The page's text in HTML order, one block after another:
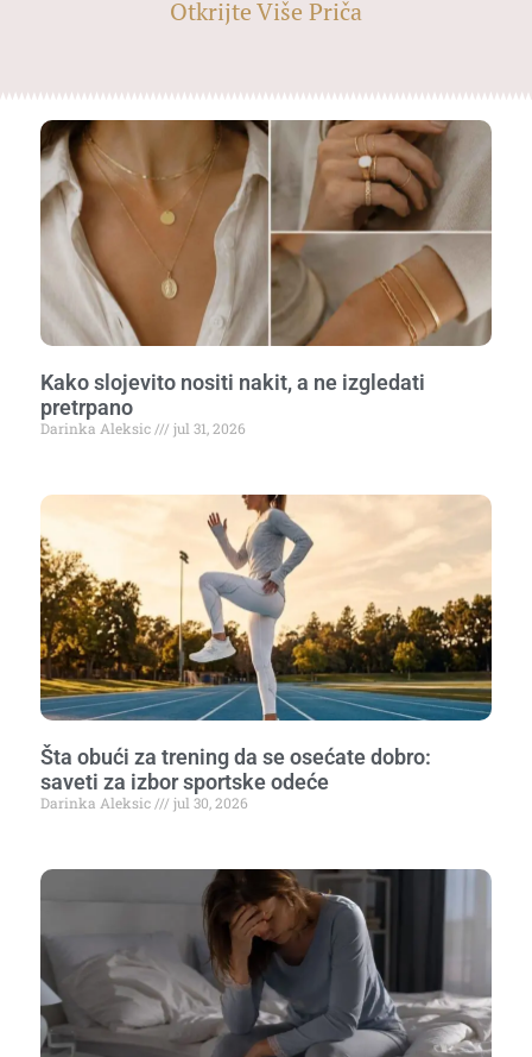
Otkrijte Više Priča
Kako slojevito nositi nakit, a ne izgledati
pretrpano
Darinka Aleksic jul 31, 2026
Šta obući za trening da se osećate dobro:
saveti za izbor sportske odeće
Darinka Aleksic jul 30, 2026